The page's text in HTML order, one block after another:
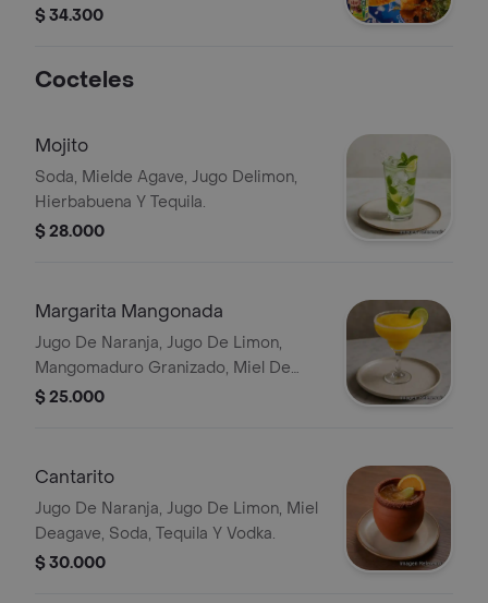
proteína favorita, 3 pzas. + jugo hit
$ 34.300
Cocteles
Mojito
Soda, Mielde Agave, Jugo Delimon,
Hierbabuena Y Tequila.
$ 28.000
Margarita Mangonada
Jugo De Naranja, Jugo De Limon,
Mangomaduro Granizado, Miel De
Agave Ytequila.
$ 25.000
Cantarito
Jugo De Naranja, Jugo De Limon, Miel
Deagave, Soda, Tequila Y Vodka.
$ 30.000